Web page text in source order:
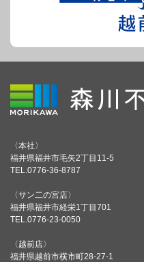
〈本社〉
福井県福井市毛矢2丁目11-5
TEL.0776-36-8787
〈サン二の宮店〉
福井県福井市経栄1丁目701
TEL.0776-23-0050
〈越前店〉
福井県越前市横市町28-27-1